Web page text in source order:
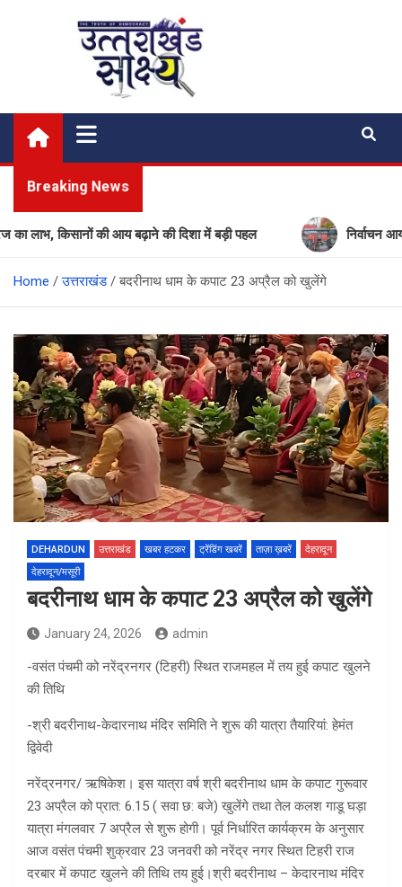
Uttarakhand Shakshya
My News Portal
Breaking News
किसानों की आय बढ़ाने की दिशा में बड़ी पहल निर्वाचन आयोग की
Home उत्तराखंड बदरीनाथ धाम के कपाट 23 अप्रैल को खुलेंगे
DEHARDUN उत्तराखंड खबर हटकर ट्रेंडिंग खबरें ताज़ा ख़बरें
देहरादून
देहरादून/मसूरी
बदरीनाथ धाम के कपाट 23 अप्रैल को खुलेंगे
January 24, 2026 admin
-वसंत पंचमी को नरेंद्रनगर (टिहरी) स्थित राजमहल में तय हुई कपाट खुलने
की तिथि
-श्री बदरीनाथ-केदारनाथ मंदिर समिति ने शुरू की यात्रा तैयारियां: हेमंत
द्विवेदी
नरेंद्रनगर/ ऋषिकेश। इस यात्रा वर्ष श्री बदरीनाथ धाम के कपाट गुरूवार
23 अप्रैल को प्रात: 6.15 ( सवा छ: बजे) खुलेंगे तथा तेल कलश गाडू घड़ा
यात्रा मंगलवार 7 अप्रैल से शुरू होगी। पूर्व निर्धारित कार्यक्रम के अनुसार
आज वसंत पंचमी शुक्रवार 23 जनवरी को नरेंद्र नगर स्थित टिहरी राज
दरबार में कपाट खुलने की तिथि तय हुई।श्री बदरीनाथ – केदारनाथ मंदिर